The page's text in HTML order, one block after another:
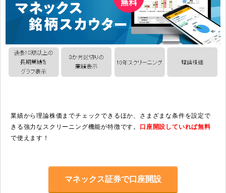
業績から理論株価までチェックできるほか、さまざまな条件を設定で
きる強力なスクリーニング機能が特徴です。
口座開設していれば無料
で使えます！
マネックス証券で口座開設